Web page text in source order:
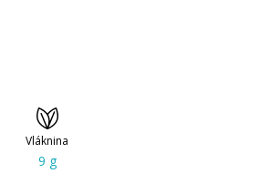
Vláknina
9 g